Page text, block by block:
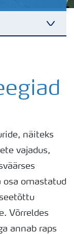
näiteks
vajadus,
osa omastatud
Võrreldes
annab raps